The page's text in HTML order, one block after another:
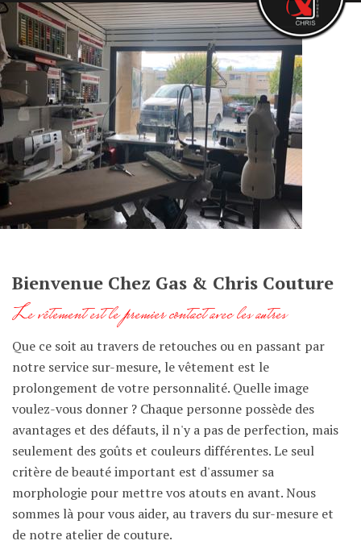
Bienvenue Chez Gas & Chris Couture
Le vêtement est le premier contact avec les autres
Que ce soit au travers de retouches ou en passant par
notre service sur-mesure, le vêtement est le
prolongement de votre personnalité. Quelle image
voulez-vous donner ? Chaque personne possède des
avantages et des défauts, il n'y a pas de perfection, mais
seulement des goûts et couleurs différentes. Le seul
critère de beauté important est d'assumer sa
morphologie pour mettre vos atouts en avant. Nous
sommes là pour vous aider, au travers du sur-mesure et
de notre atelier de couture.